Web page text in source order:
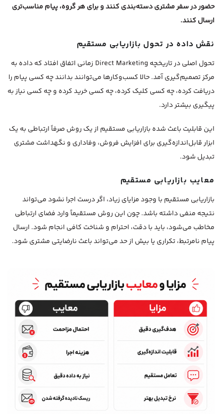
حضور در سفر مشتری دسته‌بندی کنند و برای هر گروه، پیام مناسب‌تری
ارسال کنند.
نقش داده در تحول بازاریابی مستقیم
تحول اصلی در تاریخچه Direct Marketing زمانی اتفاق افتاد که داده به
مرکز تصمیم‌گیری آمد. حالا کسب‌وکارها می‌توانند بدانند چه کسی پیام را
دریافت کرده، چه کسی کلیک کرده، چه کسی خرید کرده و چه کسی نیاز به
پیگیری بیشتر دارد.
این قابلیت باعث شده بازاریابی مستقیم از یک روش صرفاً ارتباطی به یک
ابزار قابل‌اندازه‌گیری برای افزایش فروش، وفاداری و نگهداشت مشتری
تبدیل شود.
معایب بازاریابی مستقیم
بازاریابی مستقیم با وجود مزایای زیاد، اگر درست اجرا نشود می‌تواند
نتیجه منفی داشته باشد. چون این روش مستقیماً وارد فضای ارتباطی
مخاطب می‌شود، باید با دقت، احترام و شناخت کافی انجام شود. ارسال
پیام نامرتبط، تکراری یا بیش از حد می‌تواند باعث نارضایتی مشتری شود.